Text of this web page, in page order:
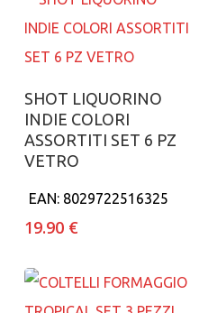
Aggiungi al carrello
SHOT LIQUORINO
INDIE COLORI
ASSORTITI SET 6 PZ
VETRO
EAN: 8029722516325
19.90 €